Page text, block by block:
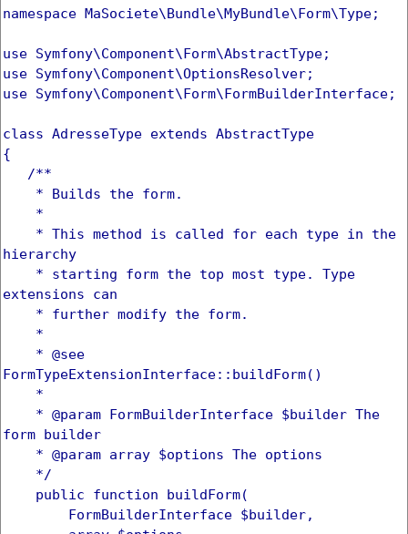
namespace MaSociete\Bundle\MyBundle\Form\Type;
use Symfony\Component\Form\AbstractType;
use Symfony\Component\OptionsResolver;
use Symfony\Component\Form\FormBuilderInterface;
class AdresseType extends AbstractType
{
/**
* Builds the form.
*
* This method is called for each type in the
hierarchy
* starting form the top most type. Type
extensions can
* further modify the form.
*
* @see
FormTypeExtensionInterface::buildForm()
*
* @param FormBuilderInterface $builder The
form builder
* @param array $options The options
*/
public function buildForm(
FormBuilderInterface $builder,